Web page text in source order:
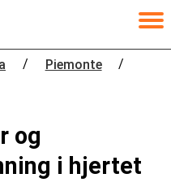
/ Piemonte
/
og
i hjertet